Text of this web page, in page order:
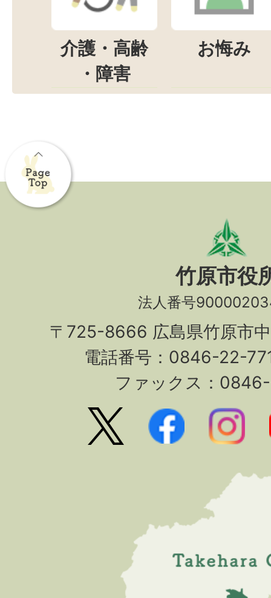
介護・高齢
・障害
お悔み
竹原市役
法人番号
〒725-8666 広島県竹原市
電話番号：0846-22-
ファックス：